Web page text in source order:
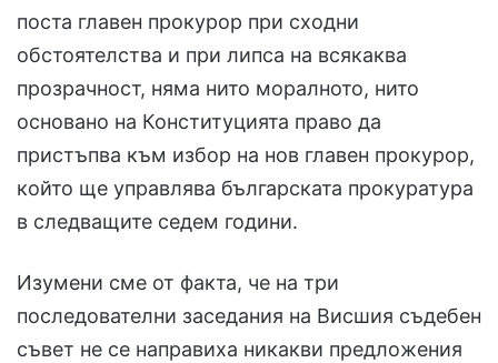
поста главен прокурор при сходни
обстоятелства и при липса на всякаква
прозрачност, няма нито моралното, нито
основано на Конституцията право да
пристъпва към избор на нов главен прокурор,
който ще управлява българската прокуратура
в следващите седем години.
Изумени сме от факта, че на три
последователни заседания на Висшия съдебен
съвет не се направиха никакви предложения